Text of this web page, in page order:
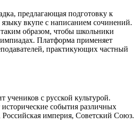
предлагающая подготовку к
вкупе с написанием сочинений.
образом, чтобы школьники
Платформа применяет
практикующих частный
учеников с русской культурой.
события различных
Российская империя, Советский Союз.